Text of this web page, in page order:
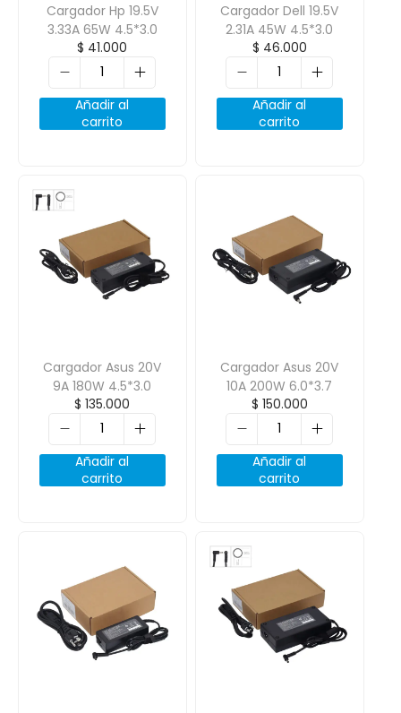
Cargador Hp 19.5V
3.33A 65W 4.5*3.0
$ 41.000
Añadir al
carrito
Cargador Dell 19.5V
2.31A 45W 4.5*3.0
$ 46.000
Añadir al
carrito
Cargador Asus 20V
9A 180W 4.5*3.0
$ 135.000
Añadir al
carrito
Cargador Asus 20V
10A 200W 6.0*3.7
$ 150.000
Añadir al
carrito